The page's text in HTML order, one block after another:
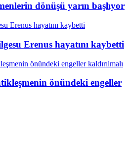
dönüşü yarın başlıyor
Erenus hayatını kaybetti
önündeki engeller